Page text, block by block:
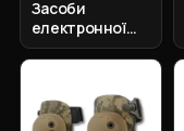
Засоби
електронної
боротьби та
розвідки РЕБ та